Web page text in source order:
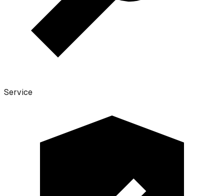
Service